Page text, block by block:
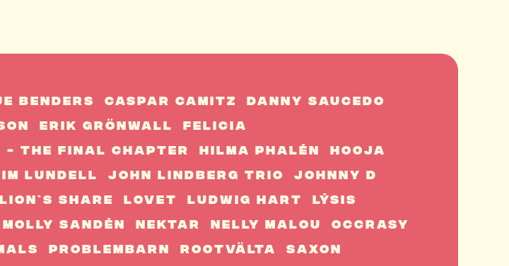
Benders Caspar Camitz
Danny Saucedo
Erik Grönwall
Felicia
- The Final Chapter
Hilma Phalén
Hooja
Lundell John Lindberg Trio
Johnny D
Lion`s Share Lovet Ludwig Hart
Lýsis
Molly Sandén Nektar Nelly Malou
Occrasy
Problembarn Rootvälta
Saxon